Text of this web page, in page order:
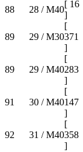
88 28 / M40
[ 16
]
89 29 / M30
[
371
]
89 29 / M40
[
283
]
91 30 / M40
[
147
]
92 31 / M40
[
358
]